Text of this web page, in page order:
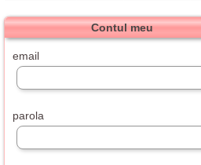
Contul meu
email
parola